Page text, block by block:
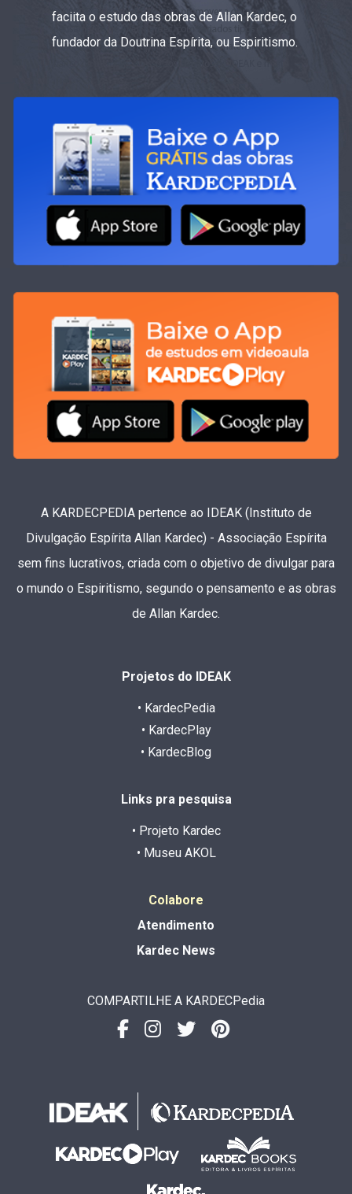
faciita o estudo das obras de Allan Kardec, o
fundador da Doutrina Espírita, ou Espiritismo.
A KARDECPEDIA pertence ao IDEAK (Instituto de
Divulgação Espírita Allan Kardec) - Associação Espírita
sem fins lucrativos, criada com o objetivo de divulgar para
o mundo o Espiritismo, segundo o pensamento e as obras
de Allan Kardec.
Projetos do IDEAK
• KardecPedia
• KardecPlay
• KardecBlog
Links pra pesquisa
• Projeto Kardec
• Museu AKOL
Colabore
Atendimento
Kardec News
COMPARTILHE A KARDECPedia